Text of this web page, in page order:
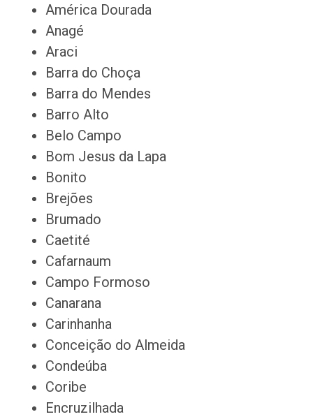
América Dourada
Anagé
Araci
Barra do Choça
Barra do Mendes
Barro Alto
Belo Campo
Bom Jesus da Lapa
Bonito
Brejões
Brumado
Caetité
Cafarnaum
Campo Formoso
Canarana
Carinhanha
Conceição do Almeida
Condeúba
Coribe
Encruzilhada